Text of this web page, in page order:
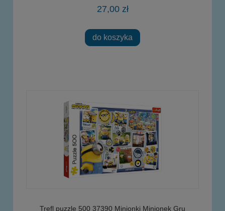
27,00 zł
do koszyka
Trefl puzzle 500 37390 Minionki Minionek Gru